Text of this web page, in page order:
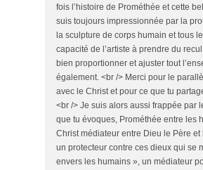
fois l’histoire de Prométhée et cette
suis toujours impressionnée par la
la sculpture de corps humain et tous
capacité de l’artiste à prendre du
bien proportionner et ajuster tout
également. <br /> Merci pour le
avec le Christ et pour ce que tu
<br /> Je suis alors aussi frappée par
que tu évoques, Prométhée entre les
Christ médiateur entre Dieu le Père et
un protecteur contre ces dieux qui se
envers les humains », un médiateur